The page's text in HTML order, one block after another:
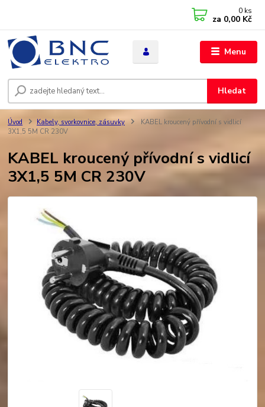
Menu
Hledat
0 ks
za 0,00 Kč
Úvod Kabely, svorkovnice, zásuvky
KABEL kroucený přívodní s vidlicí
3X1,5 5M CR 230V
KABEL kroucený přívodní s vidlicí
3X1,5 5M CR 230V